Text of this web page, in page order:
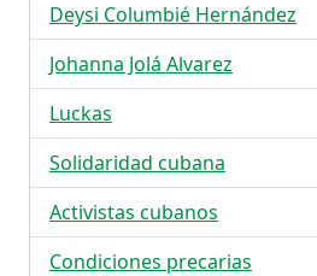
Deysi Columbié Hernández
Johanna Jolá Alvarez
Luckas
Solidaridad cubana
Activistas cubanos
Condiciones precarias